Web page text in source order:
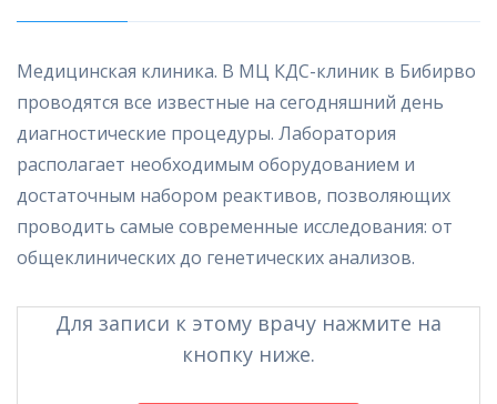
Медицинская клиника. В МЦ КДС-клиник в Бибирво
проводятся все известные на сегодняшний день
диагностические процедуры. Лаборатория
располагает необходимым оборудованием и
достаточным набором реактивов, позволяющих
проводить самые современные исследования: от
общеклинических до генетических анализов.
Для записи к этому врачу нажмите на
кнопку ниже.